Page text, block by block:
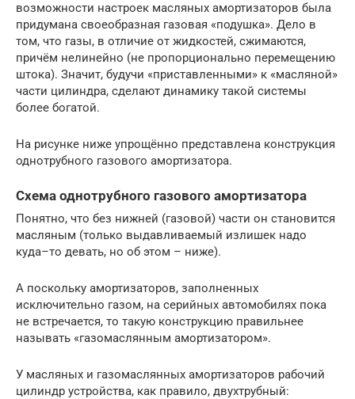
возможности настроек масляных амортизаторов была
придумана своеобразная газовая «подушка». Дело в
том, что газы, в отличие от жидкостей, сжимаются,
причём нелинейно (не пропорционально перемещению
штока). Значит, будучи «приставленными» к «масляной»
части цилиндра, сделают динамику такой системы
более богатой.
На рисунке ниже упрощённо представлена конструкция
однотрубного газового амортизатора.
Схема однотрубного газового амортизатора
Понятно, что без нижней (газовой) части он становится
масляным (только выдавливаемый излишек надо
куда–то девать, но об этом – ниже).
А поскольку амортизаторов, заполненных
исключительно газом, на серийных автомобилях пока
не встречается, то такую конструкцию правильнее
называть «газомаслянным амортизатором».
У масляных и газомаслянных амортизаторов рабочий
цилиндр устройства, как правило, двухтрубный: